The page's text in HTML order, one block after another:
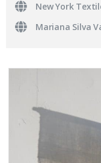
New York
Mariana Silva